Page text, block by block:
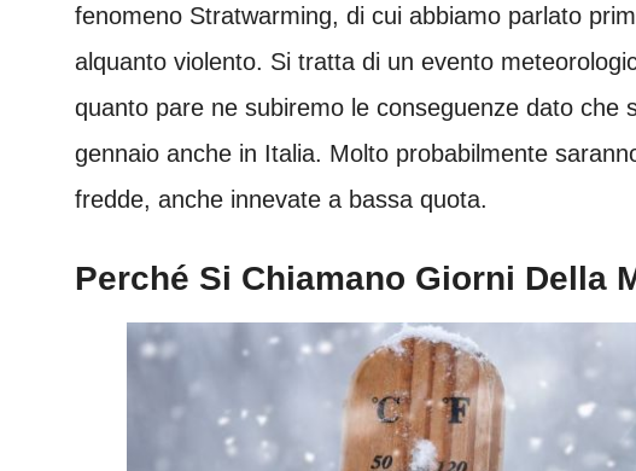
fenomeno Stratwarming, di cui abbiamo parlato
alquanto violento. Si tratta di un evento
quanto pare ne subiremo le conseguenze dato che
gennaio anche in Italia. Molto probabilmente
fredde, anche innevate a bassa quota.
Perché Si Chiamano Giorni Della